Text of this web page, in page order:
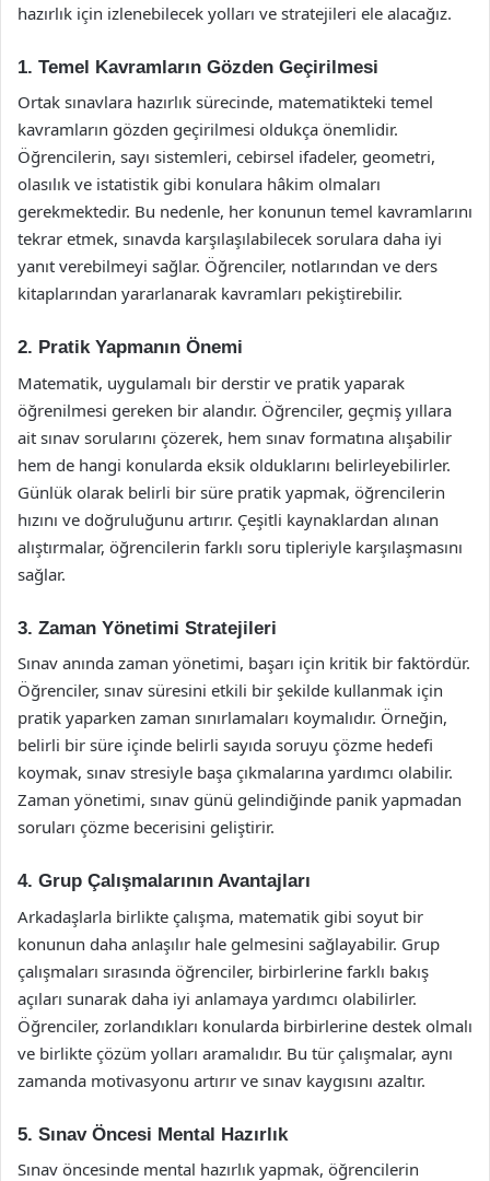
hazırlık için izlenebilecek yolları ve stratejileri ele alacağız.
1. Temel Kavramların Gözden Geçirilmesi
Ortak sınavlara hazırlık sürecinde, matematikteki temel
kavramların gözden geçirilmesi oldukça önemlidir.
Öğrencilerin, sayı sistemleri, cebirsel ifadeler, geometri,
olasılık ve istatistik gibi konulara hâkim olmaları
gerekmektedir. Bu nedenle, her konunun temel kavramlarını
tekrar etmek, sınavda karşılaşılabilecek sorulara daha iyi
yanıt verebilmeyi sağlar. Öğrenciler, notlarından ve ders
kitaplarından yararlanarak kavramları pekiştirebilir.
2. Pratik Yapmanın Önemi
Matematik, uygulamalı bir derstir ve pratik yaparak
öğrenilmesi gereken bir alandır. Öğrenciler, geçmiş yıllara
ait sınav sorularını çözerek, hem sınav formatına alışabilir
hem de hangi konularda eksik olduklarını belirleyebilirler.
Günlük olarak belirli bir süre pratik yapmak, öğrencilerin
hızını ve doğruluğunu artırır. Çeşitli kaynaklardan alınan
alıştırmalar, öğrencilerin farklı soru tipleriyle karşılaşmasını
sağlar.
3. Zaman Yönetimi Stratejileri
Sınav anında zaman yönetimi, başarı için kritik bir faktördür.
Öğrenciler, sınav süresini etkili bir şekilde kullanmak için
pratik yaparken zaman sınırlamaları koymalıdır. Örneğin,
belirli bir süre içinde belirli sayıda soruyu çözme hedefi
koymak, sınav stresiyle başa çıkmalarına yardımcı olabilir.
Zaman yönetimi, sınav günü gelindiğinde panik yapmadan
soruları çözme becerisini geliştirir.
4. Grup Çalışmalarının Avantajları
Arkadaşlarla birlikte çalışma, matematik gibi soyut bir
konunun daha anlaşılır hale gelmesini sağlayabilir. Grup
çalışmaları sırasında öğrenciler, birbirlerine farklı bakış
açıları sunarak daha iyi anlamaya yardımcı olabilirler.
Öğrenciler, zorlandıkları konularda birbirlerine destek olmalı
ve birlikte çözüm yolları aramalıdır. Bu tür çalışmalar, aynı
zamanda motivasyonu artırır ve sınav kaygısını azaltır.
5. Sınav Öncesi Mental Hazırlık
Sınav öncesinde mental hazırlık yapmak, öğrencilerin